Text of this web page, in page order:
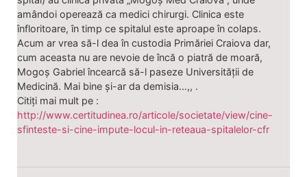
amândoi operează ca medici chirurgi. Clinica este
înfloritoare, în timp ce spitalul este aproape în colaps.
Acum ar vrea să-l dea în custodia Primăriei Craiova dar,
cum aceasta nu are nevoie de încă o piatră de moară,
Mogoș Gabriel încearcă să-l paseze Universității de
Medicină. Mai bine și-ar da demisia…,, .
Citiți mai mult pe :
http://www.certitudinea.ro/articole/societate/view/cine-
sfinteste-si-cine-impute-locul-in-reteaua-spitalelor-cfr